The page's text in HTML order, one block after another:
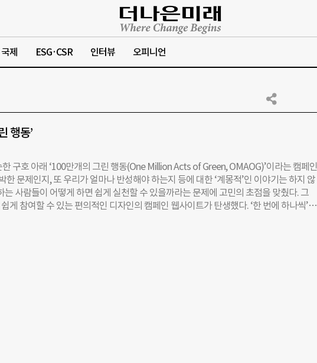
국제 ESG·CSR 인터뷰 오피니언
행동’
구호 아래 ‘100만개의 그린 행동(One Million Acts of Green, OMAOG)’이라는 캠페인
문제인지, 또 우리가 얼마나 반성해야 하는지 등에 대한 ‘계몽적’인 이야기는 하지 않
사람들이 어떻게 하면 쉽게 실천할 수 있을까라는 문제에 고민의 초점을 맞췄다. 그
게 참여할 수 있는 편의적인 디자인의 캠페인 웹사이트가 탄생했다. ‘한 번에 하나씩’이
휘한다는 단순한 사실을 환기시켰다. 회원가입부터 실천서약 등록, 체험담 공유까지